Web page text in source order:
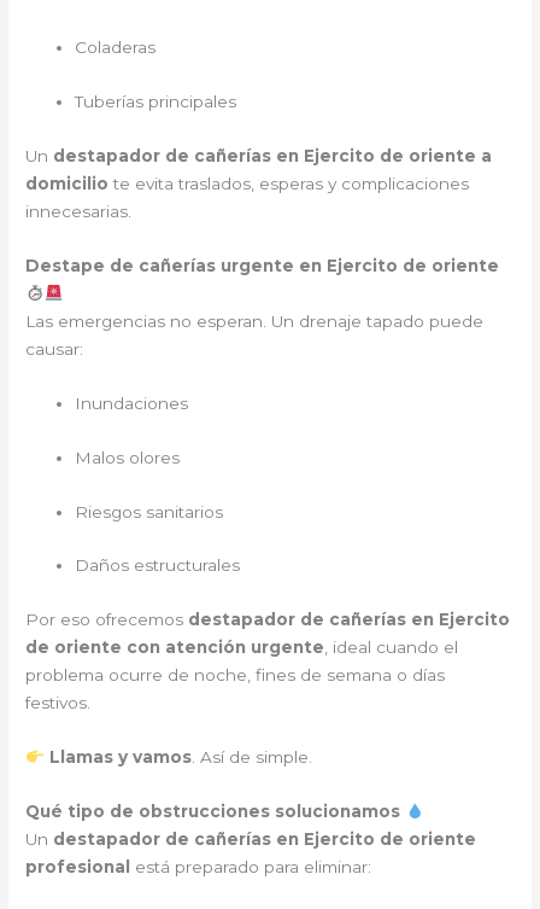
Coladeras
Tuberías principales
Un destapador de cañerías en Ejercito de oriente a
domicilio te evita traslados, esperas y complicaciones
innecesarias.
Destape de cañerías urgente en Ejercito de oriente
Las emergencias no esperan. Un drenaje tapado puede
causar:
Inundaciones
Malos olores
Riesgos sanitarios
Daños estructurales
Por eso ofrecemos destapador de cañerías en Ejercito
de oriente con atención urgente, ideal cuando el
problema ocurre de noche, fines de semana o días
festivos.
Llamas y vamos. Así de simple.
Qué tipo de obstrucciones solucionamos
Un destapador de cañerías en Ejercito de oriente
profesional
está preparado para eliminar: